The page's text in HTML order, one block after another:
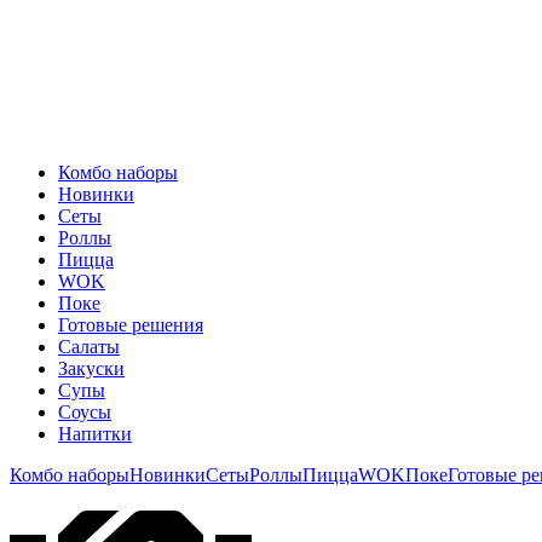
Комбо наборы
Новинки
Сеты
Роллы
Пицца
WOK
Поке
Готовые решения
Салаты
Закуски
Супы
Соусы
Напитки
Комбо наборыНовинкиСетыРоллыПиццаWOKПокеГотовые